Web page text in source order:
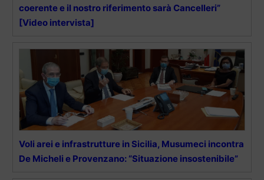
coerente e il nostro riferimento sarà Cancelleri”
[Video intervista]
Voli arei e infrastrutture in Sicilia, Musumeci incontra
De Micheli e Provenzano: “Situazione insostenibile”